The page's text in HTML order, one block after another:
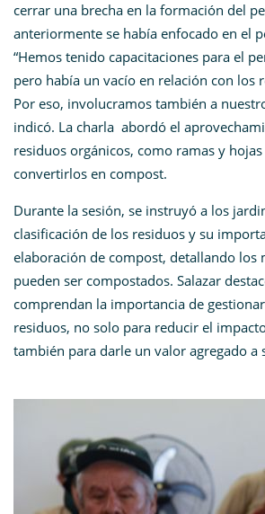
cerrar una brecha en la formación del
anteriormente se había enfocado en el
“Hemos tenido capacitaciones para el
pero había un vacío en relación con los
Por eso, involucramos también a
indicó. La charla abordó el
residuos orgánicos, como ramas y hojas
convertirlos en compost.
Durante la sesión, se instruyó a los
clasificación de los residuos y su
elaboración de compost, detallando los
pueden ser compostados. Salazar
comprendan la importancia de
residuos, no solo para reducir el
también para darle un valor agregado a